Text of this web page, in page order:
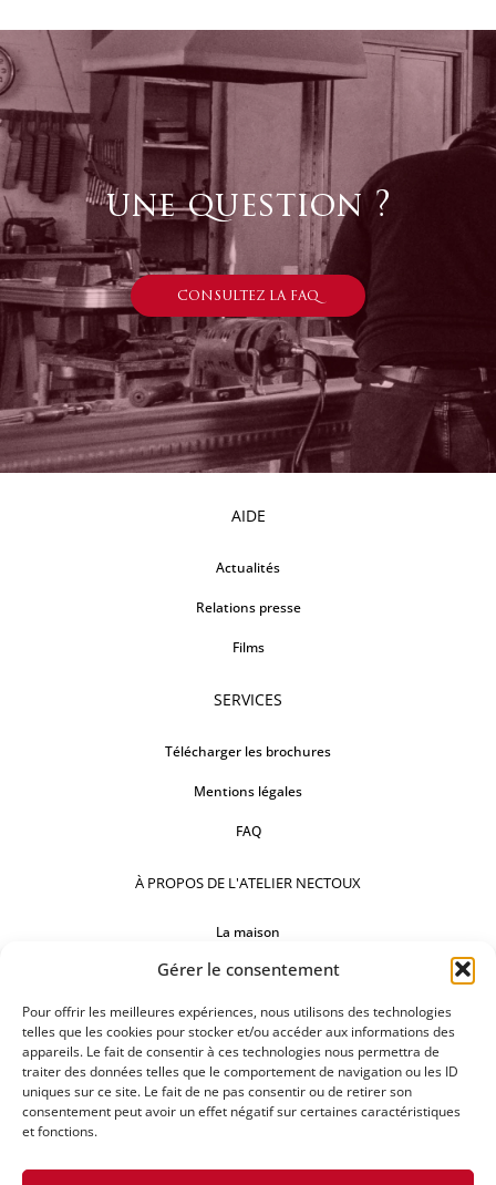
Gérer le consentement
Pour offrir les meilleures expériences, nous utilisons des technologies
telles que les cookies pour stocker et/ou accéder aux informations des
appareils. Le fait de consentir à ces technologies nous permettra de
traiter des données telles que le comportement de navigation ou les ID
uniques sur ce site. Le fait de ne pas consentir ou de retirer son
consentement peut avoir un effet négatif sur certaines caractéristiques
et fonctions.
une question ?
CONSULTEZ LA FAQ
AIDE
Actualités
Relations presse
Films
SERVICES
Télécharger les brochures
Mentions légales
FAQ
À PROPOS DE L'ATELIER NECTOUX
La maison
Comptoirs
Nos réalisations
SUIVEZ-NOUS
DEMANDEZ UN DEVIS